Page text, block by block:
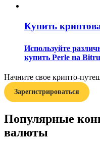
Торговые стратегии
Узнайте, как
Купить
Используйте
купить Perle на
Начните свое крипто-
Зарегистрироваться
Популярные
валюты